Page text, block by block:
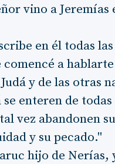
vino a
en él todas
comencé a
y de las otras
se enteren de
vez abandonen
y su pecado."
hijo de